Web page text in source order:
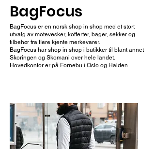
BagFocus
BagFocus er en norsk shop in shop med et stort
utvalg av motevesker, kofferter, bager, sekker og
tilbehør fra flere kjente merkevarer.
BagFocus har shop in shop i butikker til blant annet
Skoringen og Skomani over hele landet.
Hovedkontor er på Fornebu i Oslo og Halden